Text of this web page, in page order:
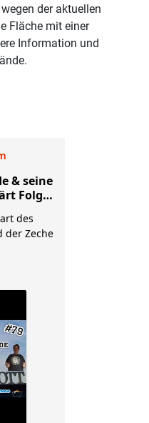
der aktuellen
Fläche mit einer
Information und